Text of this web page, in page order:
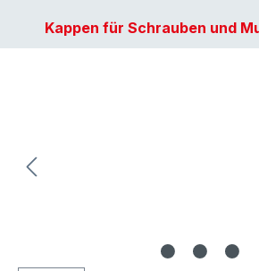
Kappen für Schrauben und